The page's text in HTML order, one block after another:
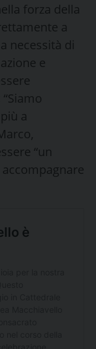
forza della
a
necessità di
e
a
“un